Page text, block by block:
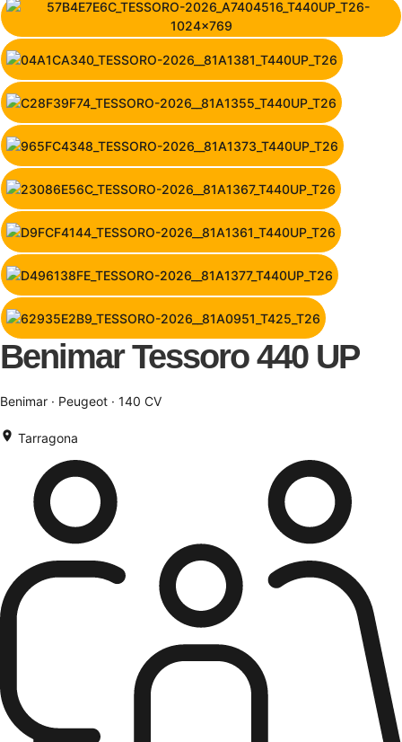
Benimar Tessoro 440 UP
Benimar · Peugeot · 140 CV
Tarragona